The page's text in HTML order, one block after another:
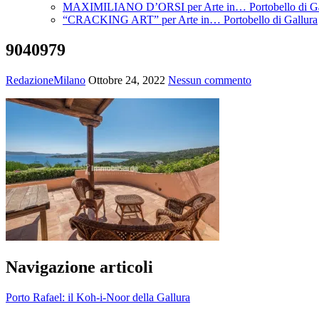
MAXIMILIANO D’ORSI per Arte in… Portobello di
“CRACKING ART” per Arte in… Portobello di Gallura
9040979
RedazioneMilano Ottobre 24, 2022 Nessun commento
Navigazione articoli
Porto Rafael: il Koh-i-Noor della Gallura